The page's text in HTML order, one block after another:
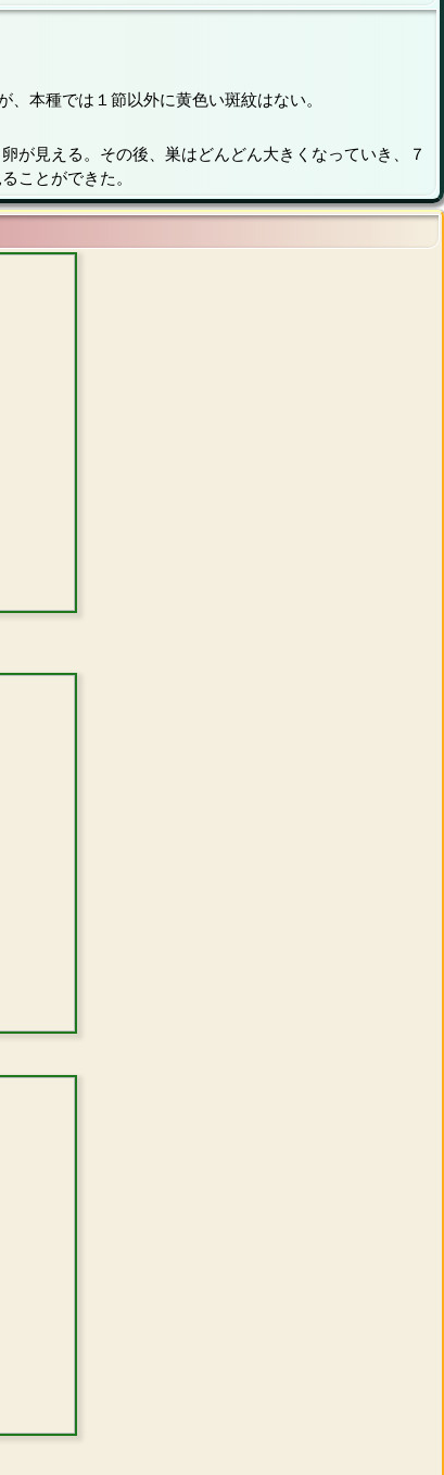
本種では１節以外に黄色い斑紋はない。
が見える。その後、巣はどんどん大きくなっていき、７
ことができた。